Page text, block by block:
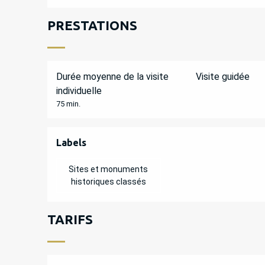
PRESTATIONS
Durée moyenne de la visite
individuelle
75 min.
Visite guidée
OFFRES DE
Labels
Labels
Sites et monuments
historiques classés
TARIFS